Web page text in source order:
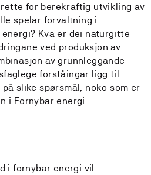
for berekraftig utvikling av
spelar forvaltning i
Kva er dei naturgitte
ved produksjon av
av grunnleggande
forståingar ligg til
slike spørsmål, noko som er
i Fornybar energi.
i fornybar energi vil